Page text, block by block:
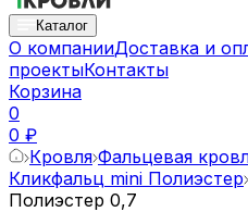
Каталог
О компанииДоставка и
проектыКонтакты
Корзина
0
0 ₽
Кровля Фальцевая
Кликфальц mini Полиэстер
Полиэстер 0,7